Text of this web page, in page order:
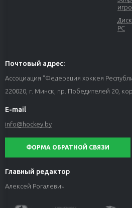
РС
Почтовый адрес:
Ассоциация "Федерация хоккея
220020, г. Минск, пр. Победителей 20,
E-mail
info@hockey.by
ФОРМА ОБРАТНОЙ СВЯЗИ
Главный редактор
Алексей Рогалевич